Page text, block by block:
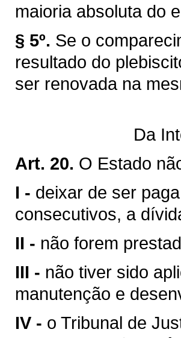
maioria absoluta do
§ 5º. Se o
resultado do
ser renovada na
Da
Art. 20. O Estado
I - deixar de ser
consecutivos, a
II - não forem
III - não tiver sido
manutenção e
IV - o Tribunal de